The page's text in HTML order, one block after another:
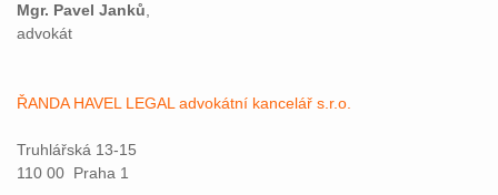
Mgr. Pavel Janků
advokát
ŘANDA HAVEL LEGAL advokátní kancelář s.r.o.
Truhlářská 13-15
110 00 Praha 1